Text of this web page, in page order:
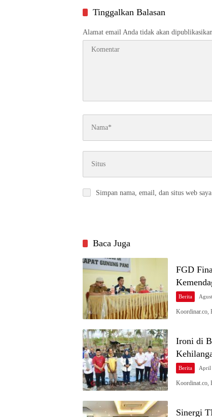
Tinggalkan Balasan
Alamat email Anda tidak akan dipublikasikan.
Simpan nama, email, dan situs web
Baca Juga
FGD
Berita
Koordinar.co,
Ironi di
Berita April
Koordinat.co,
Sinergi